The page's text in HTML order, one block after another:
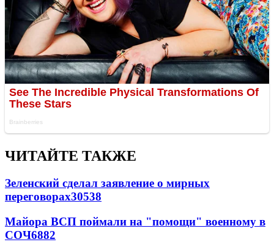
ЧИТАЙТЕ ТАКЖЕ
Зеленский сделал заявление о мирных
переговорах30538
Майора ВСП поймали на "помощи" военному в
СОЧ6882